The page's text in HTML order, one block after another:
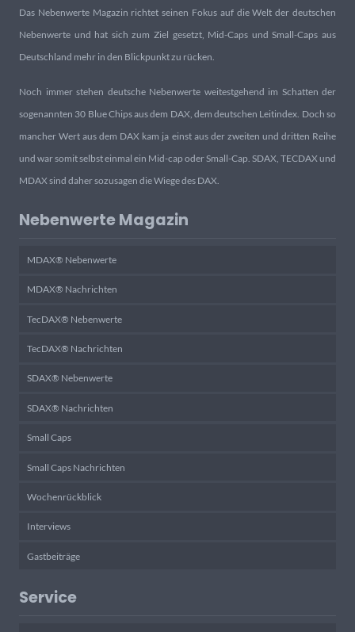
Das Nebenwerte Magazin richtet seinen Fokus auf die Welt der deutschen
Nebenwerte und hat sich zum Ziel gesetzt, Mid-Caps und Small-Caps aus
Deutschland mehr in den Blickpunkt zu rücken.
Noch immer stehen deutsche Nebenwerte weitestgehend im Schatten der
sogenannten 30 Blue Chips aus dem DAX, dem deutschen Leitindex. Doch so
mancher Wert aus dem DAX kam ja einst aus der zweiten und dritten Reihe
und war somit selbst einmal ein Mid-cap oder Small-Cap. SDAX, TECDAX und
MDAX sind daher sozusagen die Wiege des DAX.
Nebenwerte Magazin
MDAX® Nebenwerte
MDAX® Nachrichten
TecDAX® Nebenwerte
TecDAX® Nachrichten
SDAX® Nebenwerte
SDAX® Nachrichten
Small Caps
Small Caps Nachrichten
Wochenrückblick
Interviews
Gastbeiträge
Service